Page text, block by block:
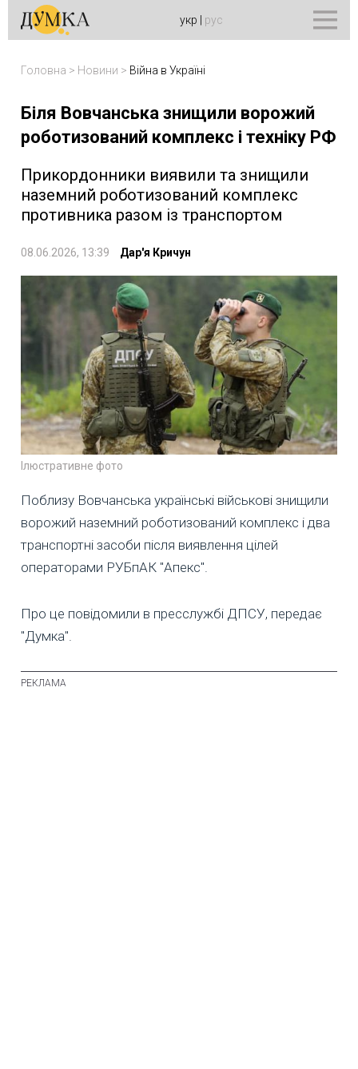
укр рус
Головна > Новини > Війна в Україні
Біля Вовчанська знищили ворожий
роботизований комплекс і техніку РФ
Прикордонники виявили та знищили
наземний роботизований комплекс
противника разом із транспортом
08.06.2026, 13:39 Дар'я Кричун
Ілюстративне фото
Поблизу Вовчанська українські військові знищили
ворожий наземний роботизований комплекс і два
транспортні засоби після виявлення цілей
операторами РУБпАК "Апекс".
Про це повідомили в пресслужбі ДПСУ, передає
"Думка".